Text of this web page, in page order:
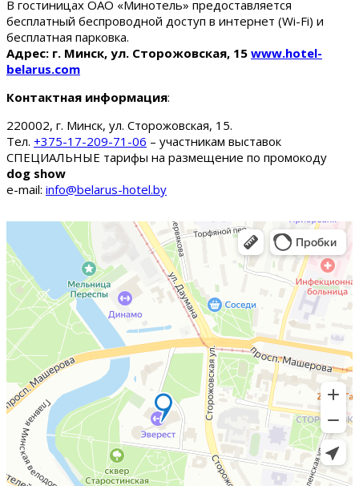
В гостиницах ОАО «Минотель» предоставляется
бесплатный беспроводной доступ в интернет (Wi-Fi) и
бесплатная парковка.
Адрес: г. Минск, ул. Сторожовская, 15 www.hotel-
belarus.com
Контактная информация:
220002, г. Минск, ул. Сторожовская, 15.
Тел. +375-17-209-71-06 – участникам выставок
СПЕЦИАЛЬНЫЕ тарифы на размещение по промокоду
dog show
e-mail: info@belarus-hotel.by